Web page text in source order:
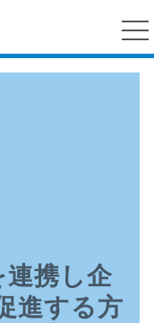
携し企
進する方